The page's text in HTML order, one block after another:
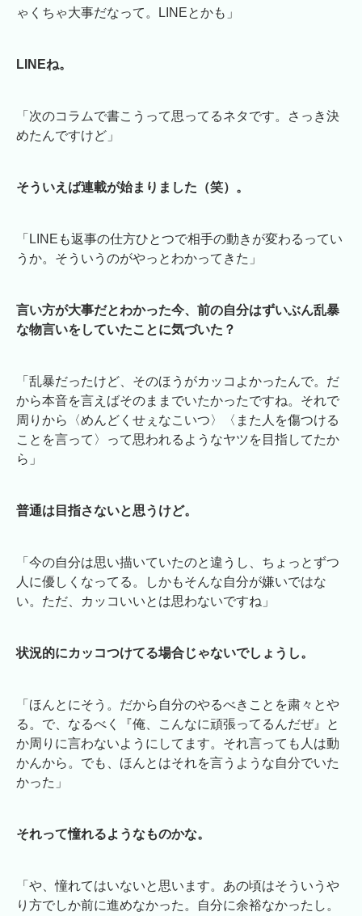
ゃくちゃ大事だなって。LINEとかも」
LINEね。
「次のコラムで書こうって思ってるネタです。さっき決
めたんですけど」
そういえば連載が始まりました（笑）。
「LINEも返事の仕方ひとつで相手の動きが変わるってい
うか。そういうのがやっとわかってきた」
言い方が大事だとわかった今、前の自分はずいぶん乱暴
な物言いをしていたことに気づいた？
「乱暴だったけど、そのほうがカッコよかったんで。だ
から本音を言えばそのままでいたかったですね。それで
周りから〈めんどくせぇなこいつ〉〈また人を傷つける
ことを言って〉って思われるようなヤツを目指してたか
ら」
普通は目指さないと思うけど。
「今の自分は思い描いていたのと違うし、ちょっとずつ
人に優しくなってる。しかもそんな自分が嫌いではな
い。ただ、カッコいいとは思わないですね」
状況的にカッコつけてる場合じゃないでしょうし。
「ほんとにそう。だから自分のやるべきことを粛々とや
る。で、なるべく『俺、こんなに頑張ってるんだぜ』と
か周りに言わないようにしてます。それ言っても人は動
かんから。でも、ほんとはそれを言うような自分でいた
かった」
それって憧れるようなものかな。
「や、憧れてはいないと思います。あの頃はそういうや
り方でしか前に進めなかった。自分に余裕なかったし。